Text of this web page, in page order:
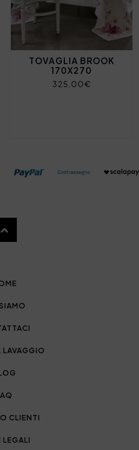
TOVAGLIA BROOK
170X270
325,00€
LAVAGGIO
CLIENTI
LEGALI